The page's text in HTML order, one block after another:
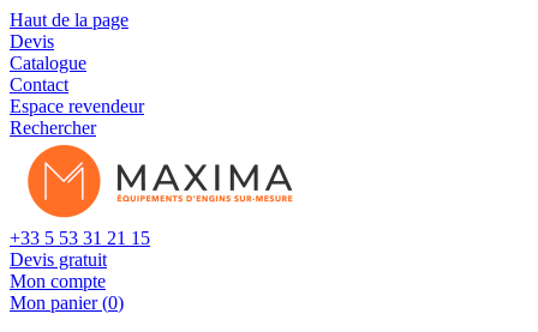
Haut de la page
Devis
Catalogue
Contact
Espace revendeur
Rechercher
+33 5 53 31 21 15
Devis gratuit
Mon compte
Mon panier (0)
Cookies management panel